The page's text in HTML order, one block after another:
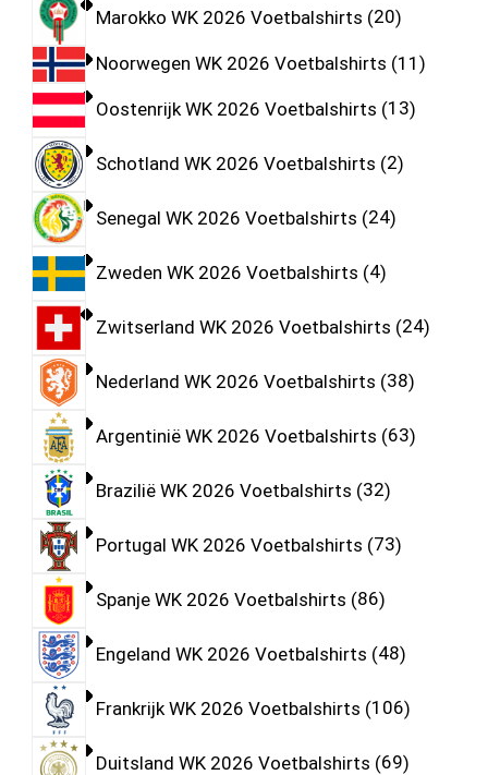
Marokko WK 2026 Voetbalshirts 20
Noorwegen WK 2026 Voetbalshirts 11
Oostenrijk WK 2026 Voetbalshirts 13
Schotland WK 2026 Voetbalshirts 2
Senegal WK 2026 Voetbalshirts 24
Zweden WK 2026 Voetbalshirts 4
Zwitserland WK 2026 Voetbalshirts 24
Nederland WK 2026 Voetbalshirts 38
Argentinië WK 2026 Voetbalshirts 63
Brazilië WK 2026 Voetbalshirts 32
Portugal WK 2026 Voetbalshirts 73
Spanje WK 2026 Voetbalshirts 86
Engeland WK 2026 Voetbalshirts 48
Frankrijk WK 2026 Voetbalshirts 106
Duitsland WK 2026 Voetbalshirts 69